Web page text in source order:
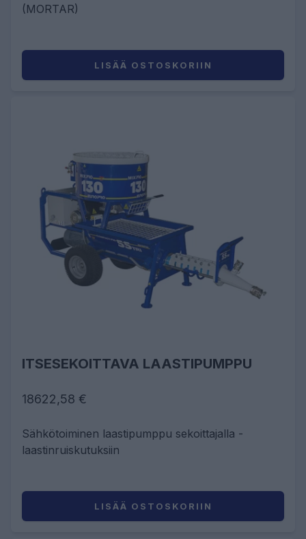
(MORTAR)
LISÄÄ OSTOSKORIIN
ITSESEKOITTAVA LAASTIPUMPPU
18622,58 €
Sähkötoiminen laastipumppu sekoittajalla -
laastinruiskutuksiin
LISÄÄ OSTOSKORIIN